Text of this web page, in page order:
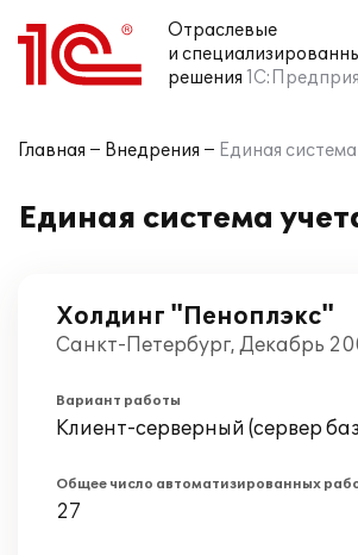
Отраслевые
и
решения
Главная Внедрения Единая
Единая система
Холдинг "Пеноплэкс"
Санкт-Петербург, Декабрь
Вариант работы
Клиент-серверный (сервер
Общее число автоматизированных
27